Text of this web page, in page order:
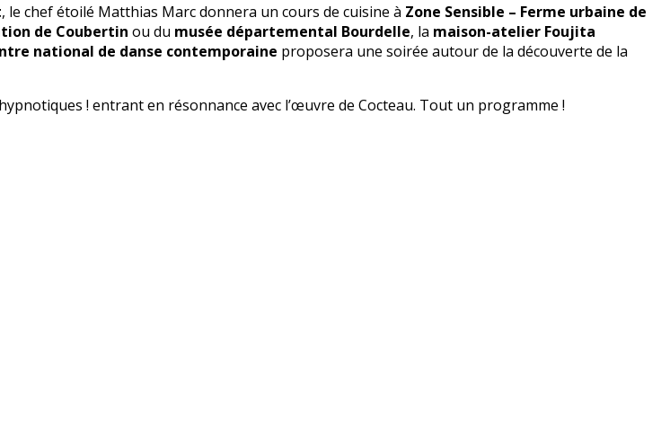
, le chef étoilé Matthias Marc donnera un cours de cuisine à Zone Sensible – Ferme urbaine de
de Coubertin ou du musée départemental Bourdelle, la maison-atelier Foujita
national de danse contemporaine proposera une soirée autour de la découverte de la
! entrant en résonnance avec l’œuvre de Cocteau. Tout un programme !